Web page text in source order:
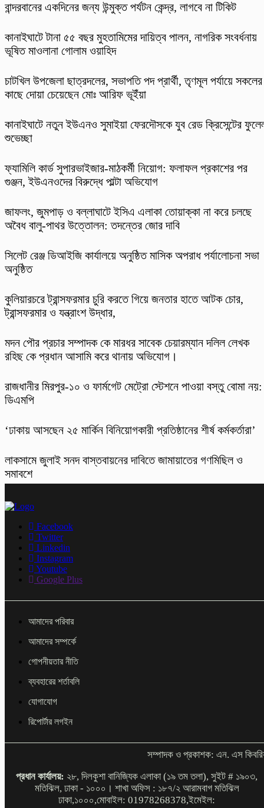
বান্দরবানের একদিনের জন্য উন্মুক্ত পর্যটন কেন্দ্র, লাগবে না টিকিট
কানাইঘাটে টানা ৫৫ বছর মুহতামিমের দায়িত্ব পালন, নাগরিক সংবর্ধনায়
ভূষিত মাওলানা গোলাম ওয়াহিদ
চাটখিল উপজেলা ছাত্রদলের, সভাপতি পদ প্রার্থী, তৃণমূল পর্যায়ে সকলের
কাছে দোয়া চেয়েছেন মোঃ আরিফ ভূইঁয়া
কানাইঘাটে নতুন ইউএনও সুমাইয়া ফেরদৌসকে যুব রেড ক্রিসেন্টের
শুভেচ্ছা
ফ্যামিলি কার্ড সুপারভাইজার-মাঠকর্মী নিয়োগ: ফলাফল প্রকাশের পর
গুঞ্জন, ইউএনওদের বিরুদ্ধে পাল্টা অভিযোগ
​জাফলং, জুমপাড় ও বল্লাঘাটে ইসিএ এলাকা তোয়াক্কা না করে চলছে
অবৈধ বালু-পাথর উত্তোলন: তদন্তের জোর দাবি
‎সিলেট রেঞ্জ ডিআইজি কার্যালয়ে অনুষ্ঠিত মাসিক অপরাধ পর্যালোচনা সভা
অনুষ্ঠিত
কুলিয়ারচরে ট্রান্সফরমার চুরি করতে গিয়ে জনতার হাতে আটক চোর,
ট্রান্সফরমার ও যন্ত্রাংশ উদ্ধার,
মদন পৌর প্রচার সম্পাদক কে মারধর সাবেক চেয়ারম্যান দলিল লেখক
রহিছ কে প্রধান আসামি করে থানায় অভিযোগ।
রাজধানীর মিরপুর-১০ ও ফার্মগেট মেট্রো স্টেশনে পাওয়া বস্তু বোমা নয়:
ডিএমপি
‘ঢাকায় আসছেন ২৫ মার্কিন বিনিয়োগকারী প্রতিষ্ঠানের শীর্ষ কর্মকর্তারা’
লাকসামে জুলাই সনদ বাস্তবায়নের দাবিতে জামায়াতের গণমিছিল ও
সমাবশে
Facebook
Twitter
Linkedin
Instagram
Youtube
Google Plus
আমাদের পরিবার
আমাদের সম্পর্কে
গোপনীয়তার নীতি
ব্যবহারের শর্তাবলি
যোগাযোগ
রিপোর্টার লগইন
সম্পাদক ও প্রকাশক: এন. এস
প্রধান কার্যালয়: ২৮, দিলকুশা বানিজ্যিক এলাকা (১৯ তম তলা), সুইট # ১৯০৩,
মতিঝিল, ঢাকা - ১০০০। শাখা অফিস : ১৮৭/২ আরামবাগ মতিঝিল
ঢাকা,১০০০,মোবাইল: 01978268378,ইমেইল: